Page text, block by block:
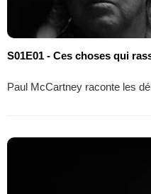
S01E01 - Ces choses qui
Paul McCartney raconte les